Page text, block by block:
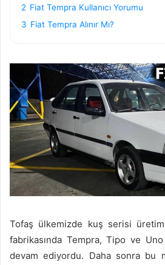
2 Fiat Tempra Kullanıcı Yorumu
3 Fiat Tempra Alınır Mı?
Tofaş ülkemizde kuş serisi
fabrikasında Tempra, Tipo ve
devam ediyordu. Daha sonra bu